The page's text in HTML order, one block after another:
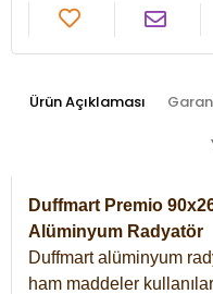
Ürün Açıklaması
Duffmart Premio
Alüminyum Radyatör
Duffmart alüminyum
ham maddeler